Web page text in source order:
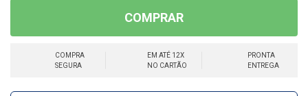
COMPRAR
COMPRA
SEGURA
EM ATÉ 12X
NO CARTÃO
PRONTA
ENTREGA